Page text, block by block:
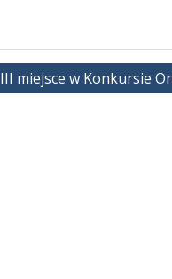
III miejsce w Konkursie